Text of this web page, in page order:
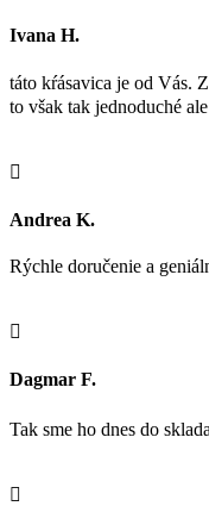
Ivana H.
táto kŕásavica je od Vás.
to však tak jednoduché

Andrea K.
Rýchle doručenie a

Dagmar F.
Tak sme ho dnes do
